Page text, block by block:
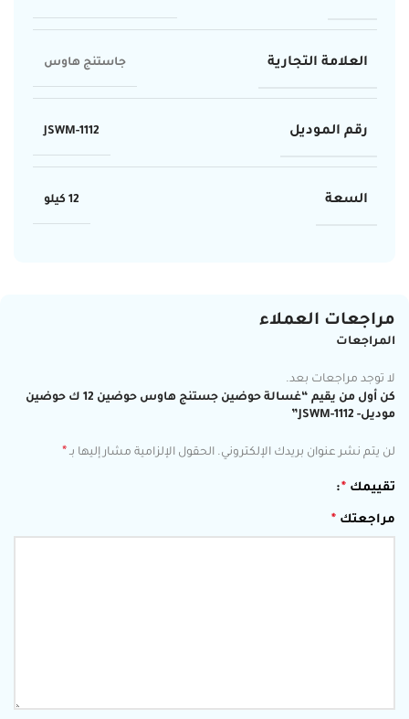
العلامة التجارية جاستنج هاوس
رقم الموديل JSWM-1112
السعة 12 كيلو
مراجعات العملاء
المراجعات
لا توجد مراجعات بعد.
كن أول من يقيم “غسالة حوضين جستنج هاوس حوضين 12 ك حوضين
موديل- JSWM-1112”
لن يتم نشر عنوان بريدك الإلكتروني. الحقول الإلزامية مشار إليها بـ *
تقييمك *
مراجعتك *